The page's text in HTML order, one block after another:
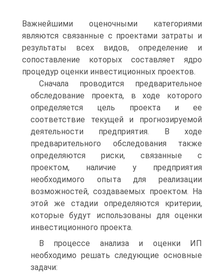
Важнейшими оценочными категориями
являются связанные с проектами затраты и
результаты всех видов, определение и
сопоставление которых составляет ядро
процедур оценки инвестиционных проектов.
Сначала проводится предварительное
обследование проекта, в ходе которого
определяется цель проекта и ее
соответствие текущей и прогнозируемой
деятельности предприятия. В ходе
предварительного обследования также
определяются риски, связанные с
проектом, наличие у предприятия
необходимого опыта для реализации
возможностей, создаваемых проектом. На
этой же стадии определяются критерии,
которые будут использованы для оценки
инвестиционного проекта.
В процессе анализа и оценки ИП
необходимо решать следующие основные
задачи: